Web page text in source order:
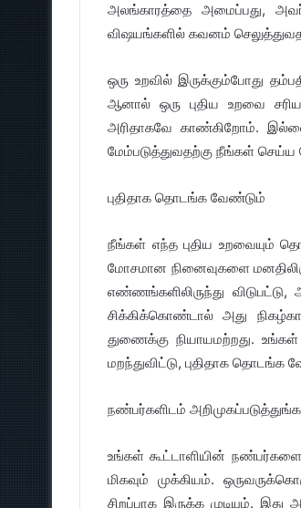
அலங்காரத்தை அமைப்பது,
விஷயங்களில் கவனம்
ஒரு உறவில் இருக்கும்போது
ஆனால் ஒரு புதிய உறவை
அரிதாகவே காண்கிறோம்.
மேம்படுத்துவதற்கு நீங்கள்
புதிதாக தொடங்க வேண்டும்
நீங்கள் எந்த புதிய உறவையும்
மோசமான நினைவுகளை
எண்ணங்களிலிருந்து
சிக்கிக்கொண்டால் அது
துணைக்கு நியாயமற்றது.
மறந்துவிட்டு, புதிதாக தொடங்க
நண்பர்களிடம்
உங்கள் கூட்டாளியின்
மிகவும் முக்கியம்.
சிறப்பாக இருக்க முடியும்.